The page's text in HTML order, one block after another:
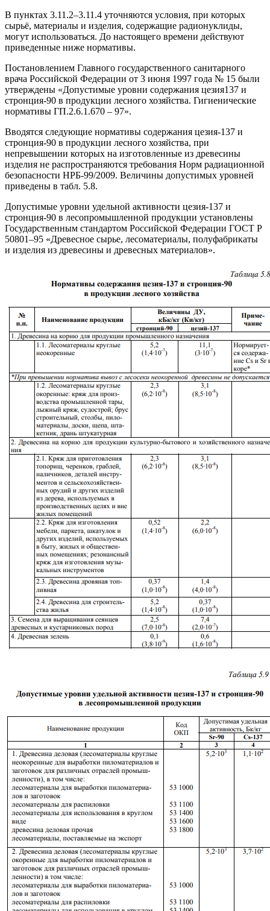
В пунктах 3.11.2–3.11.4 уточняются условия, при которых
сырьё, материалы и изделия, содержащие радионуклиды,
могут использоваться. До настоящего времени действуют
приведенные ниже нормативы.
Постановлением Главного государственного санитарного
врача Российской Федерации от 3 июня 1997 года № 15 были
утверждены «Допустимые уровни содержания цезия137 и
стронция-90 в продукции лесного хозяйства. Гигиенические
нормативы ГП.2.6.1.670 – 97».
Вводятся следующие нормативы содержания цезия-137 и
стронция-90 в продукции лесного хозяйства, при
непревышении которых на изготовленные из древесины
изделия не распространяются требования Норм радиационной
безопасности НРБ-99/2009. Величины допустимых уровней
приведены в табл. 5.8.
Допустимые уровни удельной активности цезия-137 и
стронция-90 в лесопромышленной продукции установлены
Государственным стандартом Российской Федерации ГОСТ Р
50801–95 «Древесное сырье, лесоматериалы, полуфабрикаты
и изделия из древесины и древесных материалов».